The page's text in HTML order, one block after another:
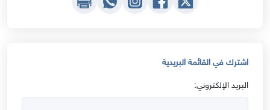
اشترك في القائمة البريدية
البريد الإلكتروني: